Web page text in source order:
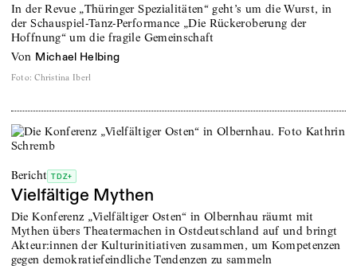
In der Revue „Thüringer Spezialitäten“ geht’s um die Wurst, in
der Schauspiel-Tanz-Performance „Die Rückeroberung der
Hoffnung“ um die fragile Gemeinschaft
von Michael Helbing
Foto: Christina Iberl
Bericht TDZ+
Vielfältige Mythen
Die Konferenz „Vielfältiger Osten“ in Olbernhau räumt mit
Mythen übers Theatermachen in Ostdeutschland auf und bringt
Akteur:innen der Kulturinitiativen zusammen, um Kompetenzen
gegen demokratiefeindliche Tendenzen zu sammeln